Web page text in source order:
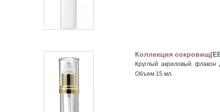
Коллекция сокровищ
Круглый акриловый
Объем 15 мл.